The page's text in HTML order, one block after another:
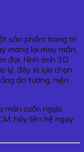
sản phẩm trang trí
mang lại may mắn,
đại, hình ảnh 3D
lý, đây là lựa chọn
ấn tượng, hiện
màn cuốn ngựa
hãy liên hệ ngay